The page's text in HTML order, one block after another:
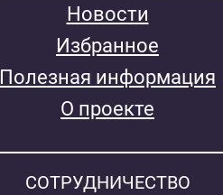
Новости
Избранное
Полезная информация
О проекте
СОТРУДНИЧЕСТВО